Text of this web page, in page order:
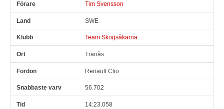
Tim Svensson
SWE
Team Skogsåkarna
Tranås
Renault Clio
56.702
14:23.058